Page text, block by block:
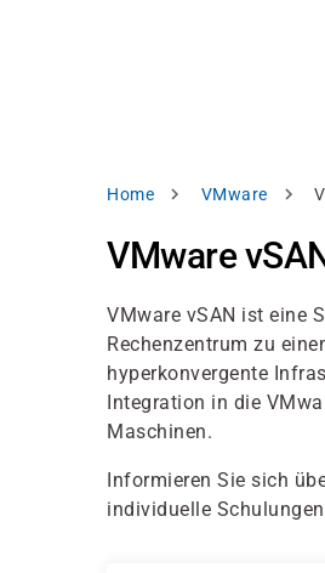
Pfadnavigation
Home VMware
VMware
VMware vSAN ist eine
Rechenzentrum zu
hyperkonvergente
Integration in die
Maschinen.
Informieren Sie sich
individuelle
akzeptieren
Datenschutzhinweis